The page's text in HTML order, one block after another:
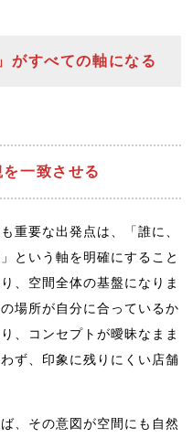
がすべての軸になる
一致させる
重要な出発点は、「誰に、
という軸を明確にすること
、空間全体の基盤になりま
場所が自分に合っているか
、コンセプトが曖昧なまま
ず、印象に残りにくい店舗
、その意図が空間にも自然